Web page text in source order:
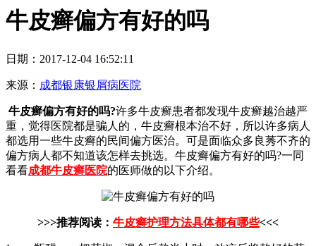
牛皮癣偏方有好的吗
日期：2017-12-04 16:52:11
来源： 成都银康银屑病医院
牛皮癣偏方有好的吗?许多牛皮癣患者都发现牛皮癣越治越严
重，觉得医院都是骗人的，牛皮癣根本治不好，所以许多病人
都选用一些牛皮癣的民间偏方医治。可是面临众多良莠不齐的
偏方病人都不知道该怎样去挑选。牛皮癣偏方有好的吗?一同
看看成都牛皮癣医院的医师做的以下介绍。
>>>推荐阅读： 牛皮癣护理方法具体都有哪些<<<